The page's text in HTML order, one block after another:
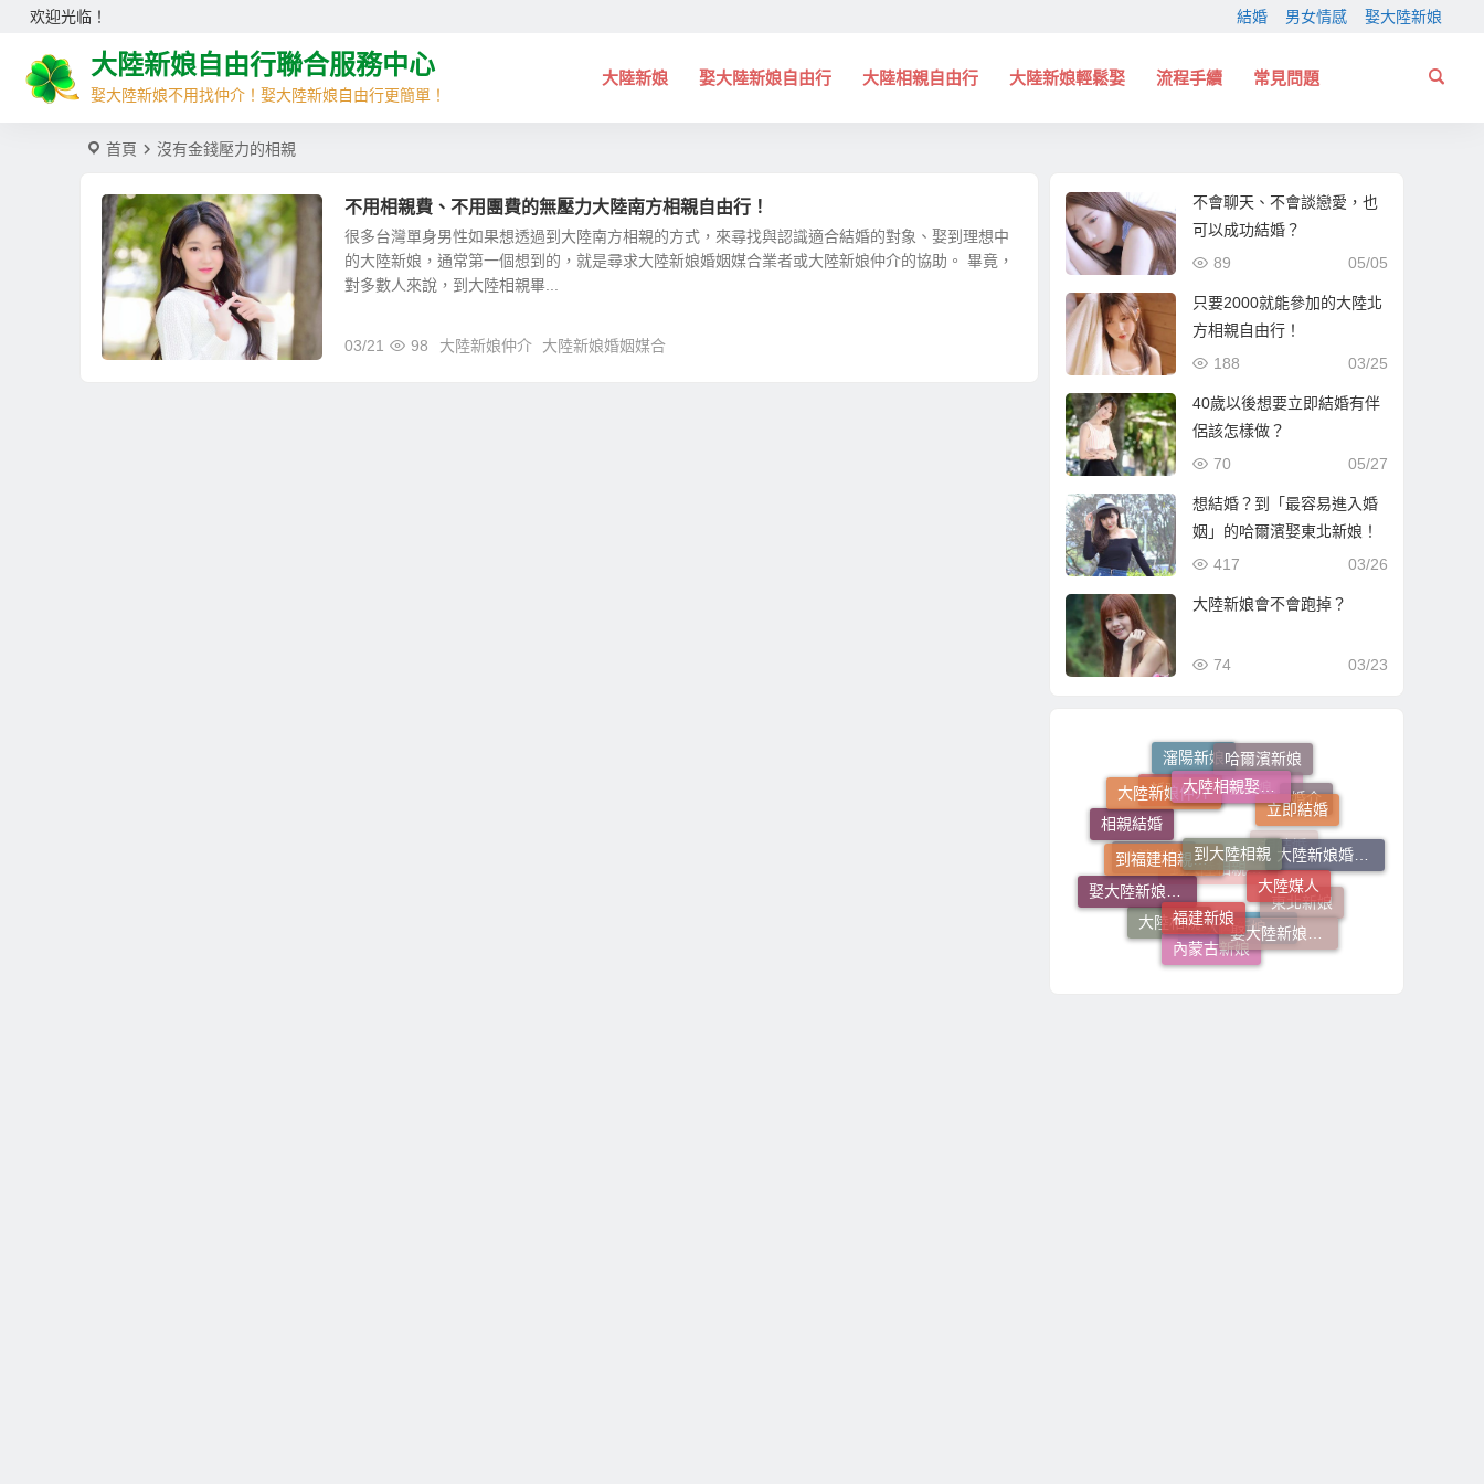
欢迎光临！ 結婚 男女情感 娶大陸新娘
大陸新娘自由行聯合服務中心
娶大陸新娘不用找仲介！娶大陸新娘自由行更簡單！
大陸新娘 娶大陸新娘自由行 大陸相親自由行 大陸新娘輕鬆娶 流程手續 常見問題
首頁 沒有金錢壓力的相親
不用相親費、不用團費的無壓力大陸南方相親自由行！
很多台灣單身男性如果想透過到大陸南方相親的方式，來尋找與認識適合結婚的對象、娶到理想中
的大陸新娘，通常第一個想到的，就是尋求大陸新娘婚姻媒合業者或大陸新娘仲介的協助。 畢竟，
對多數人來說，到大陸相親畢...
03/21 98 大陸新娘仲介 大陸新娘婚姻媒合
不會聊天、不會談戀愛，也
可以成功結婚？
05/05
89
只要2000就能參加的大陸北
方相親自由行！
03/25
188
40歲以後想要立即結婚有伴
侶該怎樣做？
05/27
70
想結婚？到「最容易進入婚
姻」的哈爾濱娶東北新娘！
03/26
417
大陸新娘會不會跑掉？
03/23
74
娶大陸新娘的費用
新疆新娘
瀋陽新娘哈爾濱新娘
婚介
想結婚
到大陸相親娶大陸新娘
大連新娘
相親結婚
大陸新娘仲介
大陸相親娶大陸新娘
立即結婚
東北新娘
娶大陸新娘的流程步驟
大陸相親
到福建相親娶福建新娘
到大陸相親
大陸媒人
內蒙古新娘
福建新娘